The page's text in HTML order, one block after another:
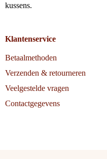
kussens.
Klantenservice
Betaalmethoden
Verzenden & retourneren
Veelgestelde vragen
Contactgegevens